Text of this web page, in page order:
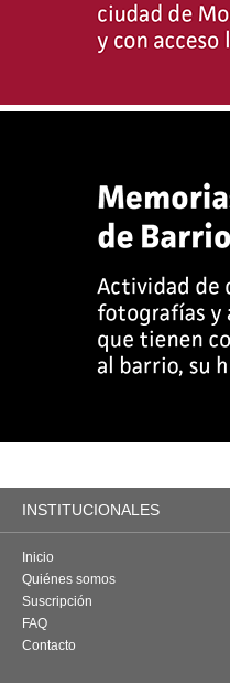
INSTITUCIONALES
Inicio
Quiénes somos
Suscripción
FAQ
Contacto